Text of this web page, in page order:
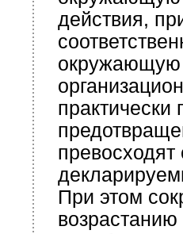
действия,
окружающую
При этом